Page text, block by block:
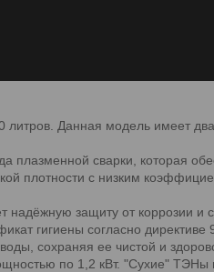
литров. Данная модель имеет
плазменной сварки, которая
плотности с низким
защиту от коррозии и
гигиены согласно
сохраняя ее чистой и
по 1,2 кВт. "Сухие" ТЭНы